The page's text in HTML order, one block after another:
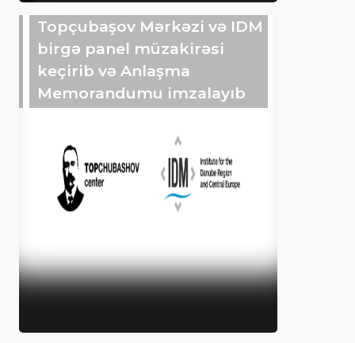
Topçubaşov Mərkəzi və IDM
birgə panel müzakirəsi
keçirib və Anlaşma
Memorandumu imzalayıb